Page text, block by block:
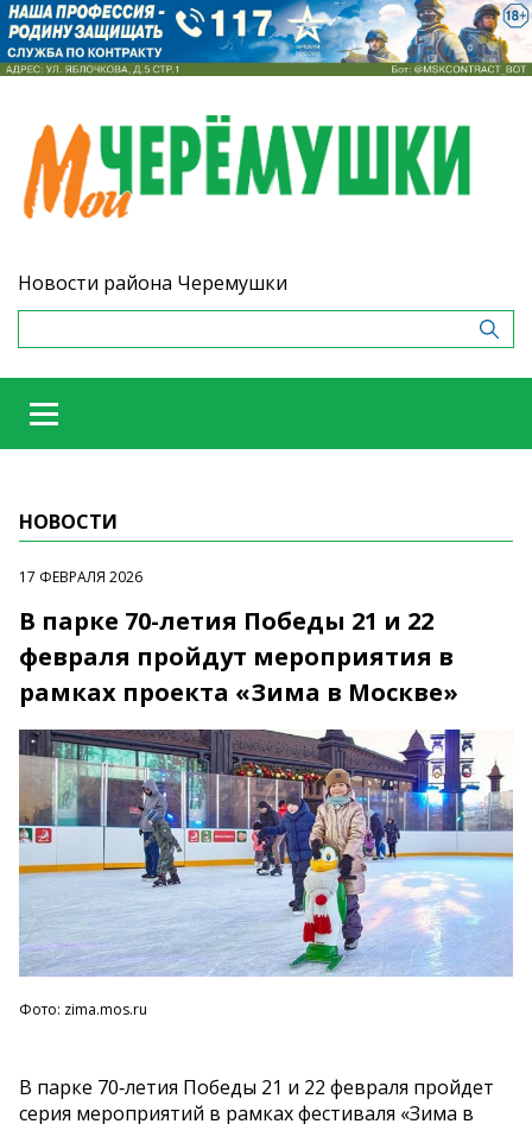
Новости района Черемушки
НОВОСТИ
17 ФЕВРАЛЯ 2026
В парке 70-летия Победы 21 и 22
февраля пройдут мероприятия в
рамках проекта «Зима в Москве»
Фото: zima.mos.ru
В парке 70‑летия Победы 21 и 22 февраля пройдет
серия мероприятий в рамках фестиваля «Зима в